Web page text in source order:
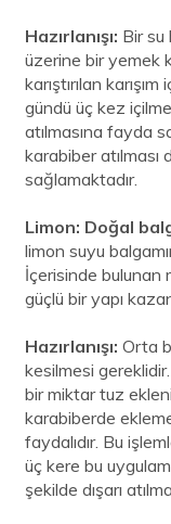
Hazırlanışı: Bir su
üzerine bir yemek
karıştırılan
gündü üç kez
atılmasına fayda
karabiber atılması
sağlamaktadır.
Limon: Doğal
limon suyu
İçerisinde bulunan
güçlü bir yapı
Hazırlanışı: Orta
kesilmesi
bir miktar tuz
karabiberde
faydalıdır. Bu
üç kere bu
şekilde dışarı